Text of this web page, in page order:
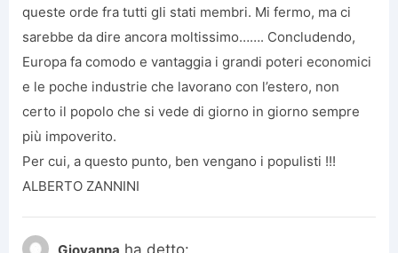
queste orde fra tutti gli stati membri. Mi fermo, ma ci
sarebbe da dire ancora moltissimo……. Concludendo,
Europa fa comodo e vantaggia i grandi poteri economici
e le poche industrie che lavorano con l’estero, non
certo il popolo che si vede di giorno in giorno sempre
più impoverito.
Per cui, a questo punto, ben vengano i populisti !!!
ALBERTO ZANNINI